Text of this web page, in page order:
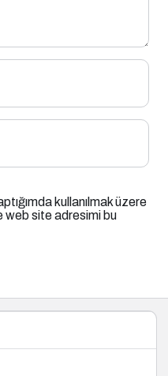
kullanılmak üzere
web site adresimi bu